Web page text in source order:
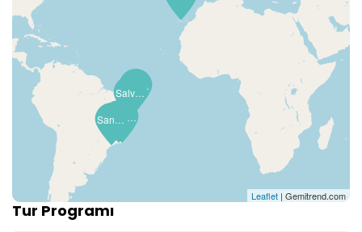
Santos (Sao Paolo) Rio de JaneiroBuzios
Salvador
Maceio
Leaflet | Gemitrend.com
Tur Programı